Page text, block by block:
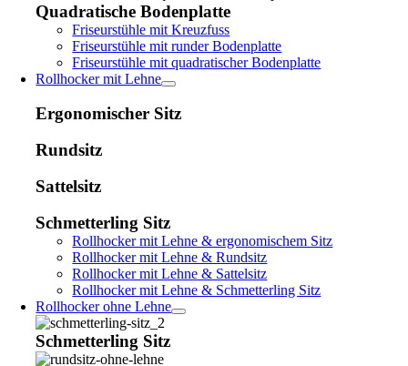
Quadratische Bodenplatte
Friseurstühle mit Kreuzfuss
Friseurstühle mit runder Bodenplatte
Friseurstühle mit quadratischer Bodenplatte
Rollhocker mit Lehne
Ergonomischer Sitz
Rundsitz
Sattelsitz
Schmetterling Sitz
Rollhocker mit Lehne & ergonomischem Sitz
Rollhocker mit Lehne & Rundsitz
Rollhocker mit Lehne & Sattelsitz
Rollhocker mit Lehne & Schmetterling Sitz
Rollhocker ohne Lehne
Schmetterling Sitz